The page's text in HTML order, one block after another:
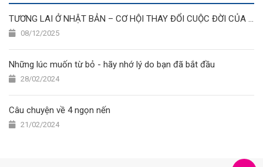
TƯƠNG LAI Ở NHẬT BẢN – CƠ HỘI THAY ĐỔI CUỘC ĐỜI CỦA THỰC TẬP SINH & DU HỌC SINH VIỆT NAM NĂM 2025
08/12/2025
Những lúc muốn từ bỏ - hãy nhớ lý do bạn đã bắt đầu
28/02/2024
Câu chuyện về 4 ngọn nến
21/02/2024